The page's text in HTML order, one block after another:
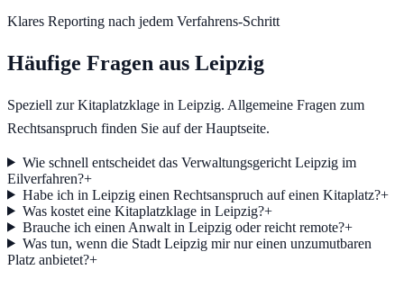
Klares Reporting nach jedem Verfahrens-Schritt
Häufige Fragen aus Leipzig
Speziell zur Kitaplatzklage in Leipzig. Allgemeine Fragen zum
Rechtsanspruch finden Sie auf der Hauptseite.
Wie schnell entscheidet das Verwaltungsgericht Leipzig im
Eilverfahren?+
Habe ich in Leipzig einen Rechtsanspruch auf einen Kitaplatz?+
Was kostet eine Kitaplatzklage in Leipzig?+
Brauche ich einen Anwalt in Leipzig oder reicht remote?+
Was tun, wenn die Stadt Leipzig mir nur einen unzumutbaren
Platz anbietet?+